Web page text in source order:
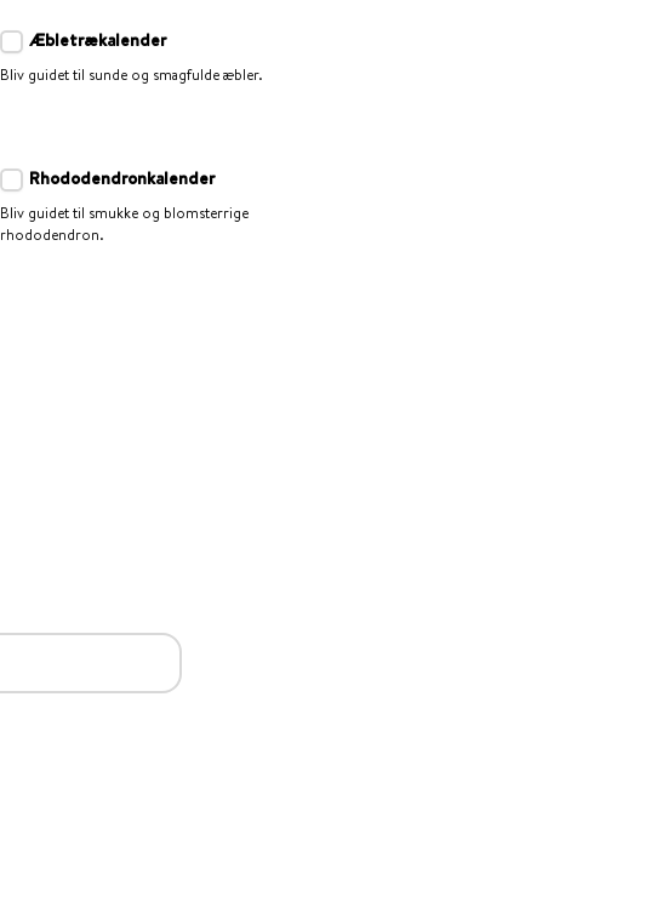
Æbletrækalender
Bliv guidet til sunde og smagfulde æbler.
Rhododendronkalender
Bliv guidet til smukke og blomsterrige
rhododendron.